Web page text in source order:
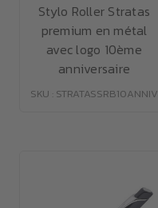
Stylo Roller Stratas
premium en métal
avec logo 10ème
anniversaire
SKU : STRATASSRB10ANNIV